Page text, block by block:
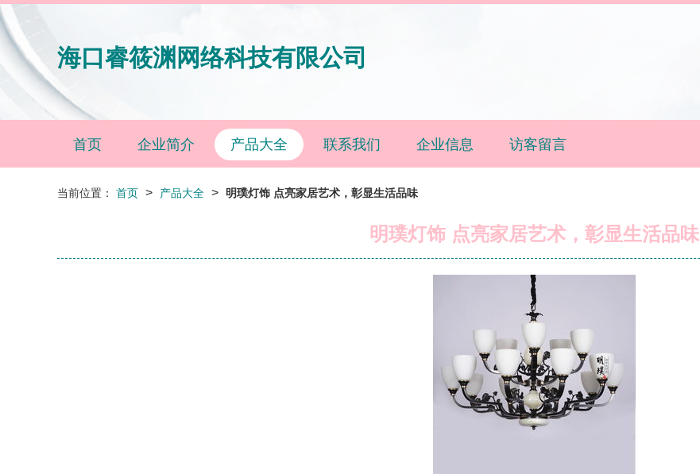
海口睿筱渊网络科技有限公司
首页 企业简介 产品大全 联系我们 企业信息 访客留言
当前位置： 首页 > 产品大全 > 明璞灯饰 点亮家居艺术，彰显生活品味
明璞灯饰 点亮家居艺术，彰显生活品味